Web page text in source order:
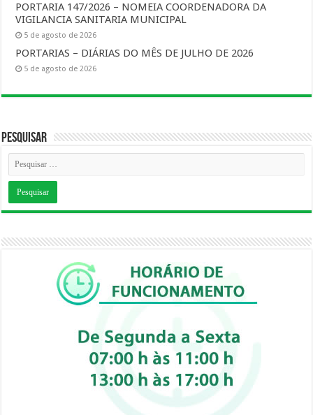
PORTARIA 147/2026 – NOMEIA COORDENADORA DA
VIGILANCIA SANITARIA MUNICIPAL
5 de agosto de 2026
PORTARIAS – DIÁRIAS DO MÊS DE JULHO DE 2026
5 de agosto de 2026
Pesquisar